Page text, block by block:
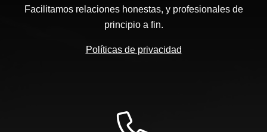
Facilitamos relaciones honestas, y profesionales de
principio a fin.
Políticas de privacidad